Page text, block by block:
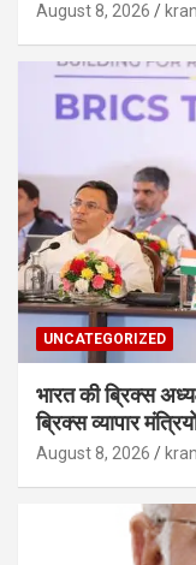
August 8, 2026
UNCATEGORIZED
भारत की ब्रिक्‍स
ब्रिक्‍स व्यापार
August 8, 2026